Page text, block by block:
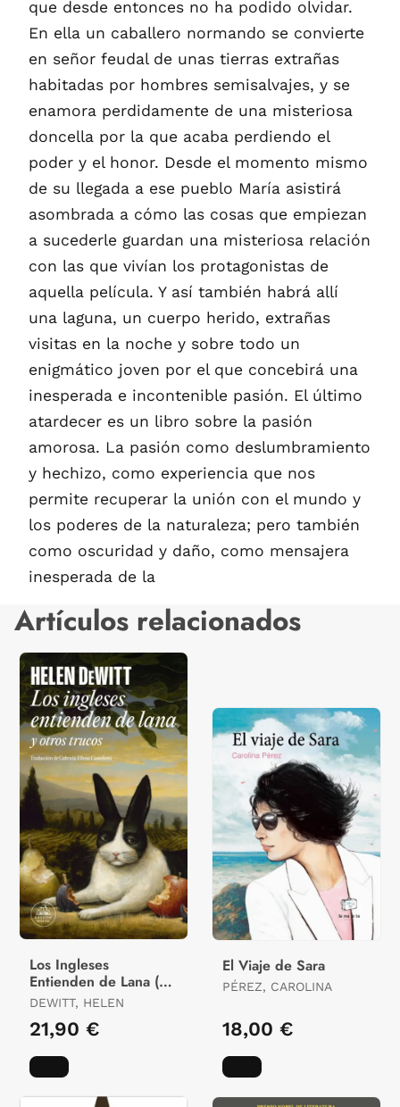
que desde entonces no ha podido olvidar.
En ella un caballero normando se convierte
en señor feudal de unas tierras extrañas
habitadas por hombres semisalvajes, y se
enamora perdidamente de una misteriosa
doncella por la que acaba perdiendo el
poder y el honor. Desde el momento mismo
de su llegada a ese pueblo María asistirá
asombrada a cómo las cosas que empiezan
a sucederle guardan una misteriosa relación
con las que vivían los protagonistas de
aquella película. Y así también habrá allí
una laguna, un cuerpo herido, extrañas
visitas en la noche y sobre todo un
enigmático joven por el que concebirá una
inesperada e incontenible pasión. El último
atardecer es un libro sobre la pasión
amorosa. La pasión como deslumbramiento
y hechizo, como experiencia que nos
permite recuperar la unión con el mundo y
los poderes de la naturaleza; pero también
como oscuridad y daño, como mensajera
inesperada de la
Artículos relacionados
Los Ingleses
Entienden de Lana (Y
Otros Trucos)
DEWITT, HELEN
21,90 €
El Viaje de Sara
PÉREZ, CAROLINA
18,00 €